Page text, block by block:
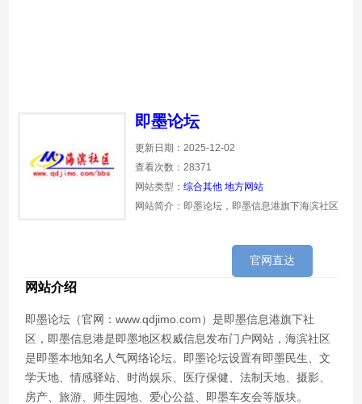
即墨论坛
更新日期：2025-12-02
查看次数：28371
网站类型：综合其他 地方网站
网站简介：即墨论坛，即墨信息港旗下海滨社区
官网直达
网站介绍
即墨论坛（官网：www.qdjimo.com）是即墨信息港旗下社
区，即墨信息港是即墨地区权威信息发布门户网站，海滨社区
是即墨本地知名人气网络论坛。即墨论坛设置有即墨民生、文
学天地、情感驿站、时尚娱乐、医疗保健、法制天地、摄影、
房产、旅游、师生园地、爱心公益、即墨车友会等版块。